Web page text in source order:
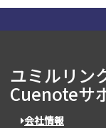
ユミルリン
Cuenoteサ
会社情報